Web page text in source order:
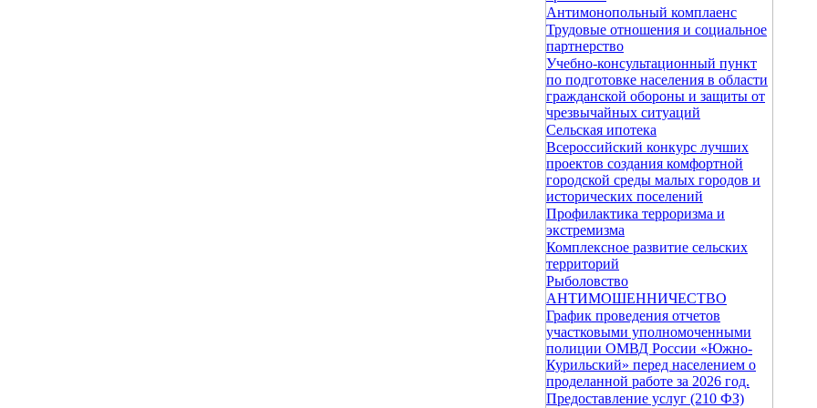
Антимонопольный комплаенс
Трудовые отношения и социальное
партнерство
Учебно-консультационный пункт
по подготовке населения в области
гражданской обороны и защиты от
чрезвычайных ситуаций
Сельская ипотека
Всероссийский конкурс лучших
проектов создания комфортной
городской среды малых городов и
исторических поселений
Профилактика терроризма и
экстремизма
Комплексное развитие сельских
территорий
Рыболовство
АНТИМОШЕННИЧЕСТВО
График проведения отчетов
участковыми уполномоченными
полиции ОМВД России «Южно-
Курильский» перед населением о
проделанной работе за 2026 год.
Предоставление услуг (210 ФЗ)